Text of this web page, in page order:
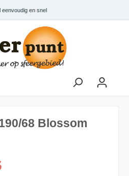
eenvoudig en snel
68 Blossom